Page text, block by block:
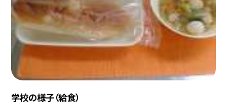
学校の様子（給食）